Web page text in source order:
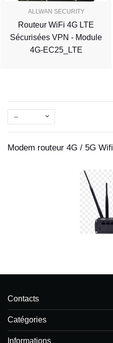
ALLWAN SECURITY
Routeur WiFi 4G LTE
Sécurisées VPN - Module
4G-EC25_LTE
--
Modem routeur 4G / 5G Wifi
Contacts
Catégories
Informations